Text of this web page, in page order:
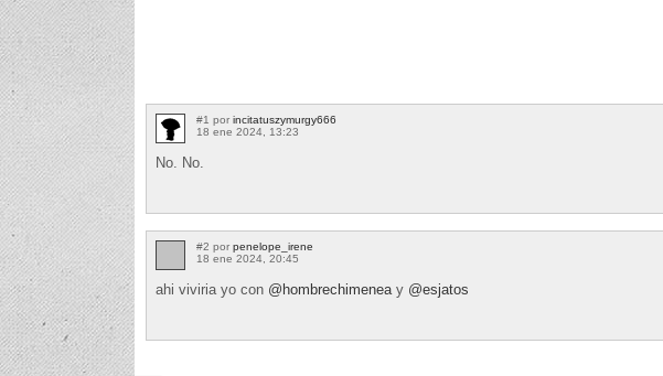
#1 por incitatuszymurgy666
18 ene 2024, 13:23
No. No.
#2 por penelope_irene
18 ene 2024, 20:45
ahi viviria yo con @hombrechimenea y @esjatos